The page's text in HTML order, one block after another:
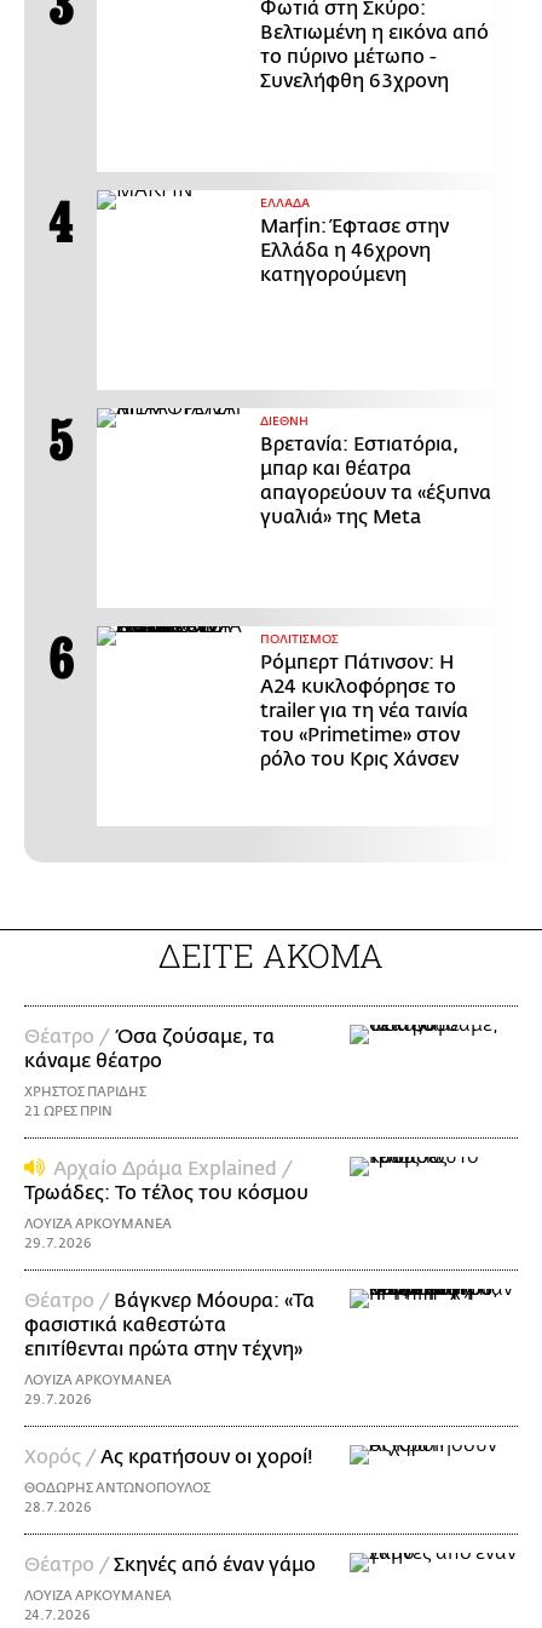
Φωτιά στη Σκύρο:
Βελτιωμένη η εικόνα από
το πύρινο μέτωπο -
Συνελήφθη 63χρονη
ΕΛΛΑΔΑ
Marfin: Έφτασε στην
Ελλάδα η 46χρονη
κατηγορούμενη
ΔΙΕΘΝΗ
Βρετανία: Εστιατόρια,
μπαρ και θέατρα
απαγορεύουν τα «έξυπνα
γυαλιά» της Meta
ΠΟΛΙΤΙΣΜΟΣ
Ρόμπερτ Πάτινσον: Η
Α24 κυκλοφόρησε το
trailer για τη νέα ταινία
του «Primetime» στον
ρόλο του Κρις Χάνσεν
ΔΕΙΤΕ ΑΚΟΜΑ
Θέατρο /Όσα ζούσαμε, τα
κάναμε θέατρο
ΧΡΗΣΤΟΣ ΠΑΡΙΔΗΣ
21 ΩΡΕΣ ΠΡΙΝ
Αρχαίο Δράμα Explained /
Τρωάδες: Το τέλος του κόσμου
ΛΟΥΙΖΑ ΑΡΚΟΥΜΑΝΕΑ
29.7.2026
Θέατρο / Βάγκνερ Μόουρα: «Τα
φασιστικά καθεστώτα
επιτίθενται πρώτα στην τέχνη»
ΛΟΥΙΖΑ ΑΡΚΟΥΜΑΝΕΑ
29.7.2026
Χορός /Ας κρατήσουν οι χοροί!
ΘΟΔΩΡΗΣ ΑΝΤΩΝΟΠΟΥΛΟΣ
28.7.2026
Θέατρο /Σκηνές από έναν γάμο
ΛΟΥΙΖΑ ΑΡΚΟΥΜΑΝΕΑ
24.7.2026